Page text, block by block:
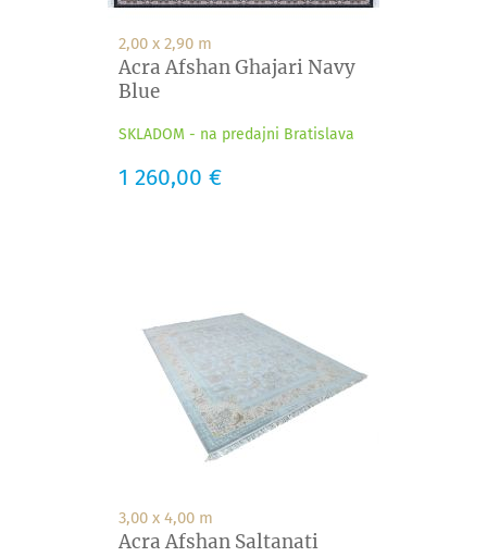
2,00 x 2,90 m
Acra Afshan Ghajari Navy
Blue
SKLADOM - na predajni Bratislava
Cena
1 260,00 €
3,00 x 4,00 m
Acra Afshan Saltanati